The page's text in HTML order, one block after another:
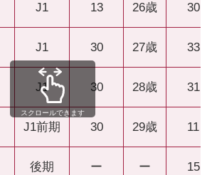
J1 13 26歳 30
J1 30 27歳 33
J1 30 28歳 31
J1前期 30 29歳 11
後期 ー ー 15
スクロールできます